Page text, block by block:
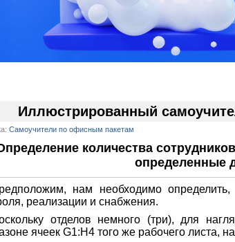
Иллюстрированный
Самоучители по офисным пакетам
количества
определенные
нам необходимо определить,
реализации и снабжения.
отделов немного (три), для
ячеек G1:H4 того же рабочего листа,